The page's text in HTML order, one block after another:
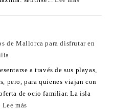
de Mallorca para disfrutar en
a través de sus playas,
pero, para quienes viajan con
de ocio familiar. La isla
Lee más